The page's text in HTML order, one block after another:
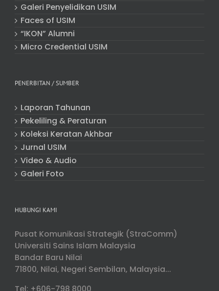
Galeri Penyelidikan USIM
Faces of USIM
“IKON” Alumni
Micro Credential USIM
PENERBITAN / SUMBER
Laporan Tahunan
Pekeliling & Peraturan
Koleksi Keratan Akhbar
Jurnal USIM
Video & Audio
Galeri Foto
HUBUNGI KAMI
Pusat Komunikasi Strategik (StraComm)
Universiti Sains Islam Malaysia
Bandar Baru Nilai
71800, Nilai, Negeri Sembilan, Malaysia...